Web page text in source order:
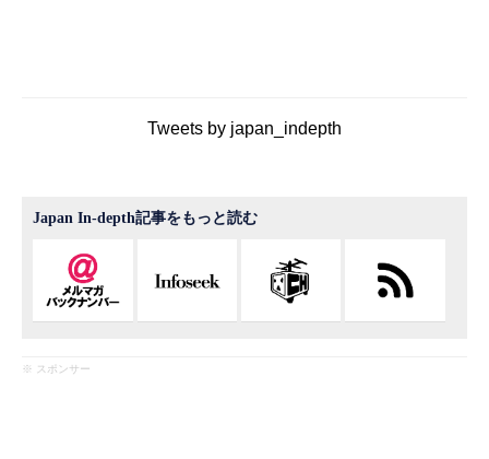
Tweets by japan_indepth
Japan In-depth記事をもっと読む
※ スポンサー